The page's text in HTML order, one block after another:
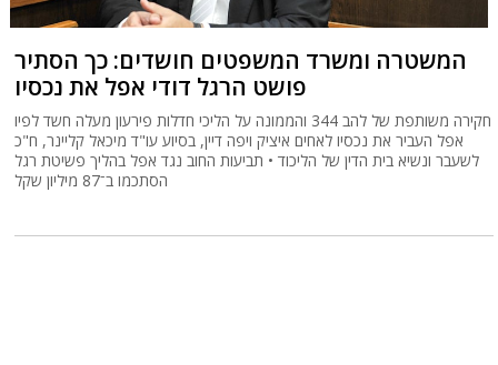
המשטרה ומשרד המשפטים חושדים: כך הסתיר
פושט הרגל דודי אפל את נכסיו
חקירה משותפת של להב 344 והממונה על הליכי חדלות פירעון מעלה חשד לפיו
אפל העביר את נכסיו לאחים איציק ויפה דיין, בסיוע עו"ד מיכאל קליינר, ח"כ
לשעבר ונשיא בית הדין של הליכוד • תביעות החוב נגד אפל בהליך פשיטת רגל
הסתכמו ב־87 מיליון שקל